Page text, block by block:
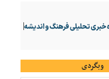
وبگردی